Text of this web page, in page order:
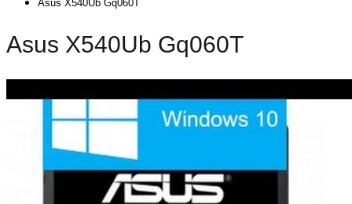
Asus X540Ub Gq060T
Asus X540Ub Gq060T